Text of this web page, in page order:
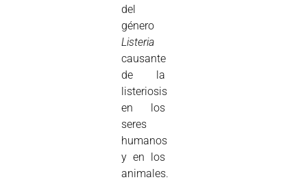
del
género
Listeria
causante
de la
listeriosis
en los
seres
humanos
y en los
animales.